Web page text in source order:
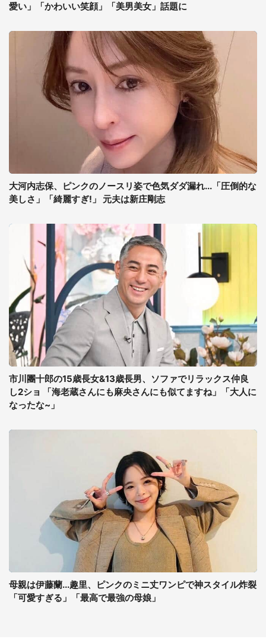
愛い」「かわいい笑顔」「美男美女」話題に
大河内志保、ピンクのノースリ姿で色気ダダ漏れ...「圧倒的な
美しさ」「綺麗すぎ!」 元夫は新庄剛志
市川團十郎の15歳長女&13歳長男、ソファでリラックス仲良
し2ショ 「海老蔵さんにも麻央さんにも似てますね」「大人に
なったな~」
母親は伊藤蘭...趣里、ピンクのミニ丈ワンピで神スタイル炸裂
「可愛すぎる」「最高で最強の母娘」